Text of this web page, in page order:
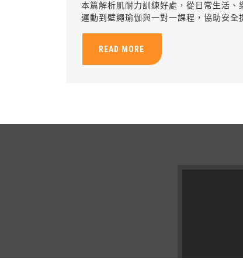
本篇解析肌耐力訓練好處，從日常生活、
運動到壁繩瑜伽與一對一課程，協助安全
READ MORE